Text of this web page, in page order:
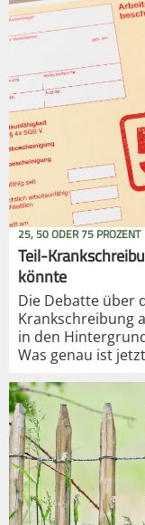
25, 50 ODER 75 PROZENT
Teil-
könnte
Die Debatte über
Krankschreibung
in den
Was genau ist